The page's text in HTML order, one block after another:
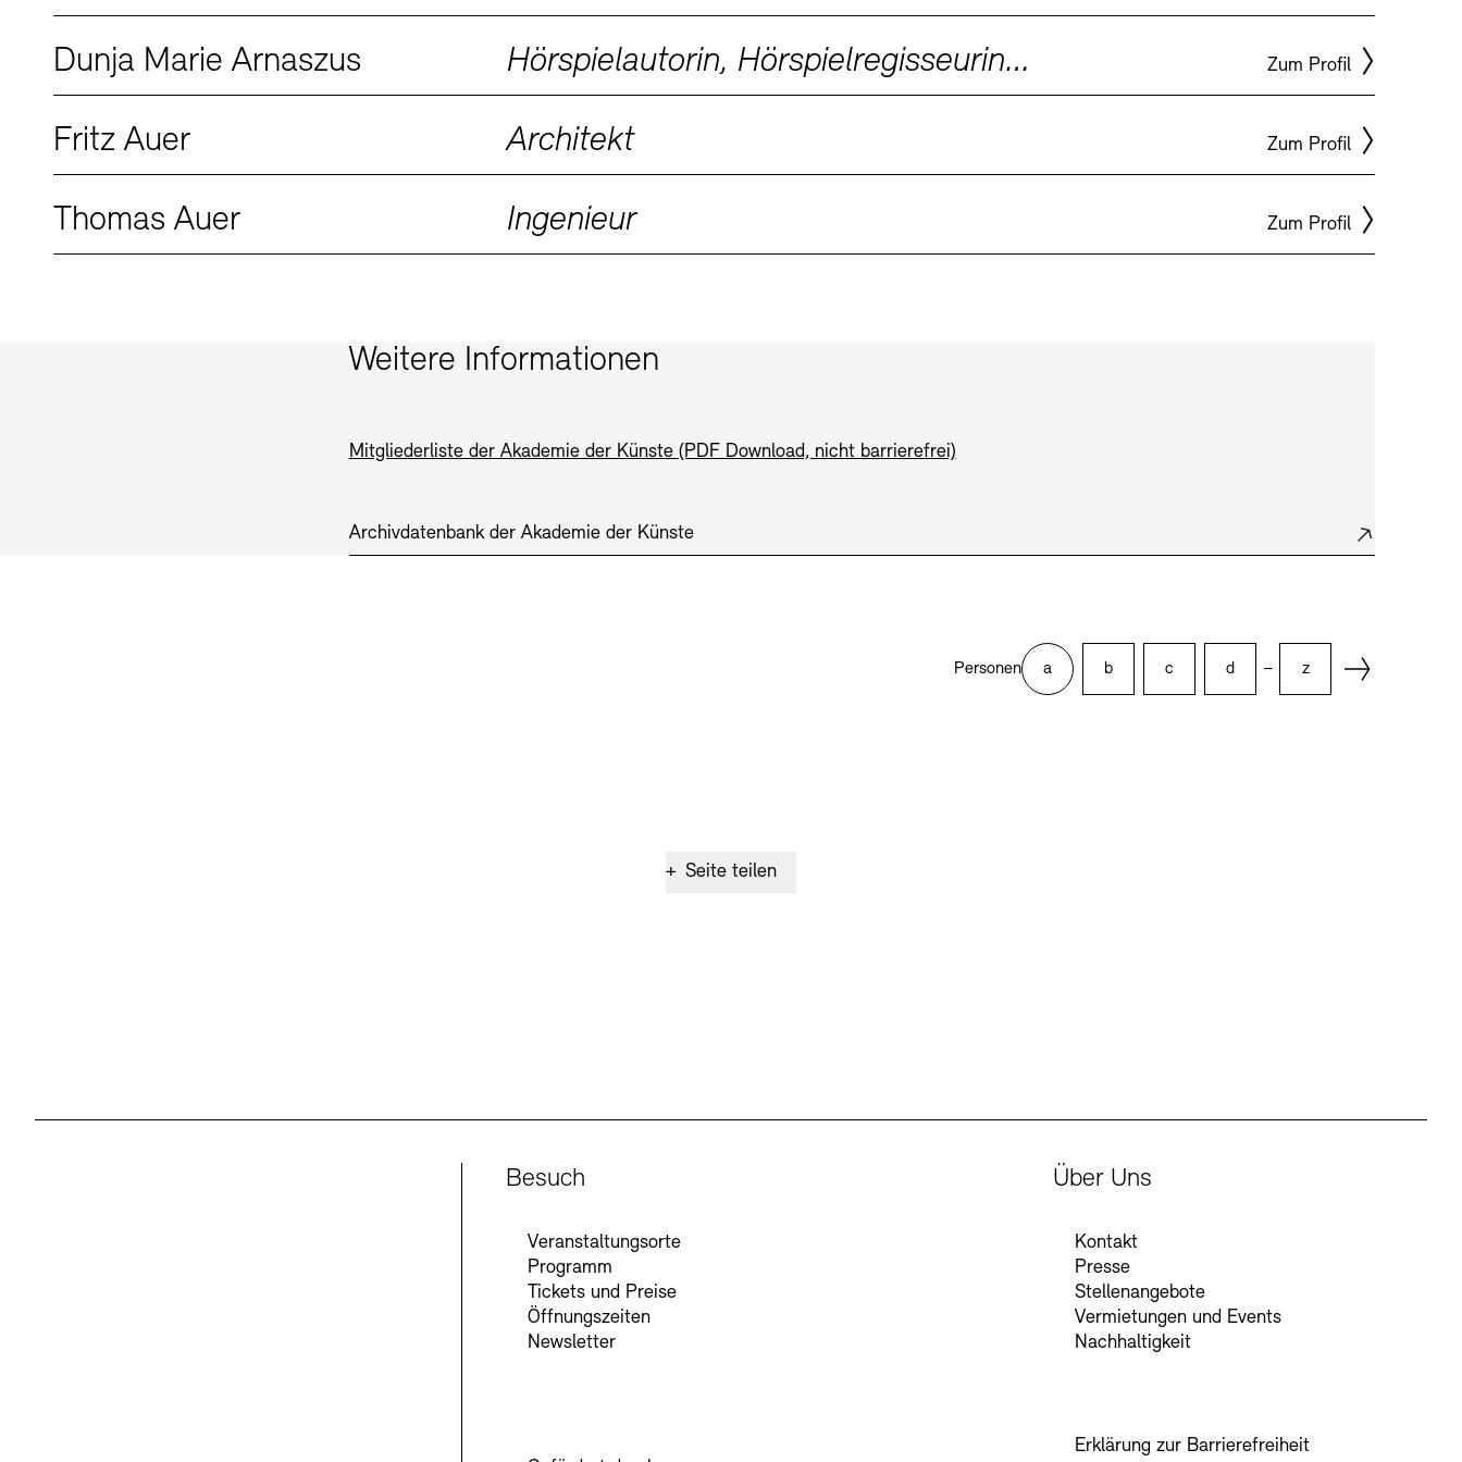
SINN UND FORM
Gesellschaft der Freunde
Vermietungen und Events
Stellenangebote Newsletter Presse Nachhaltigkeit
Archivdatenbank
Dunja Marie Arnaszus Hörspielautorin, Hörspielregisseurin, Dramaturgin Zum Profil
Fritz Auer Architekt Zum Profil
Thomas Auer Ingenieur Zum Profil
Weitere Informationen
Mitgliederliste der Akademie der Künste (PDF Download, nicht barrierefrei)
Archivdatenbank der Akademie der Künste
Personen a b c d – z Next Page
+ Seite teilen
Besuch
Veranstaltungsorte
Programm
Tickets und Preise
Öffnungszeiten
Newsletter
Über Uns
Kontakt
Presse
Stellenangebote
Vermietungen und Events
Nachhaltigkeit
Erklärung zur Barrierefreiheit